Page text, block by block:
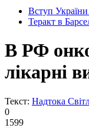
Вступ
Теракт в
В РФ
лікарні
Текст: Надтока
0
1599